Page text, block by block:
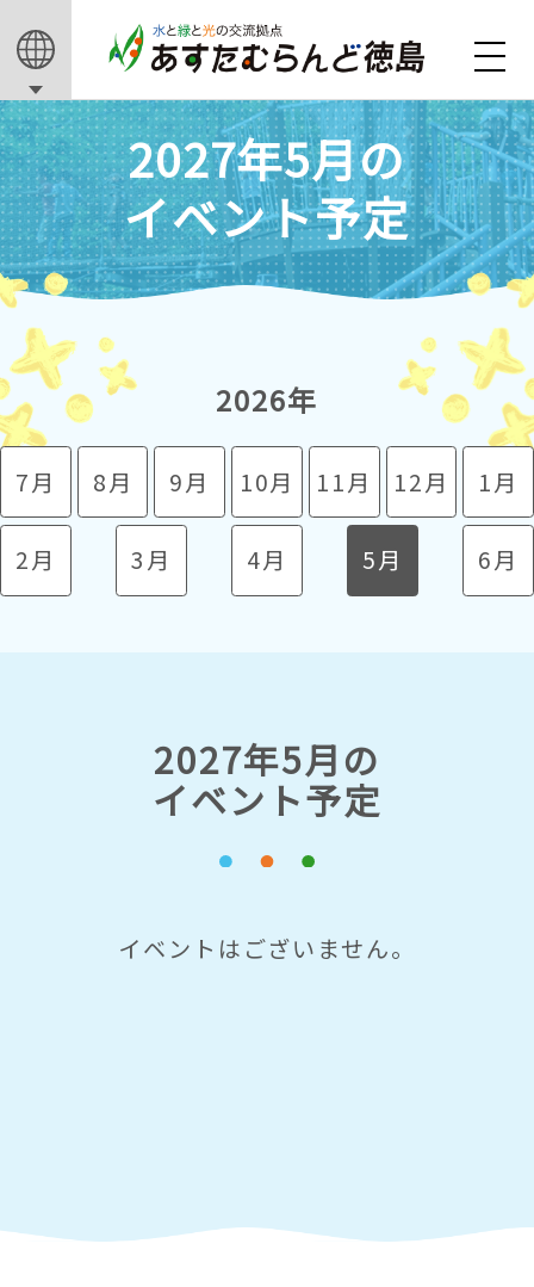
2027年5月の
イベント予定
2026年
7月 8月 9月 10月 11月 12月 1月
2月 3月 4月 5月 6月
2027年5月の
イベント予定
イベントはございません。